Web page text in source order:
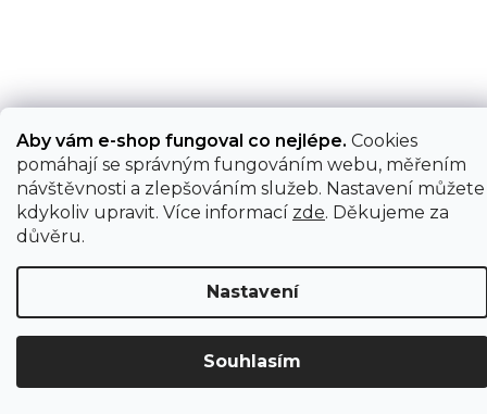
Aby vám e-shop fungoval co nejlépe. Cookies
pomáhají se správným fungováním webu, měřením
návštěvnosti a zlepšováním služeb. Nastavení můžete
kdykoliv upravit. Více informací zde. Děkujeme za
důvěru.
Nastavení
Souhlasím